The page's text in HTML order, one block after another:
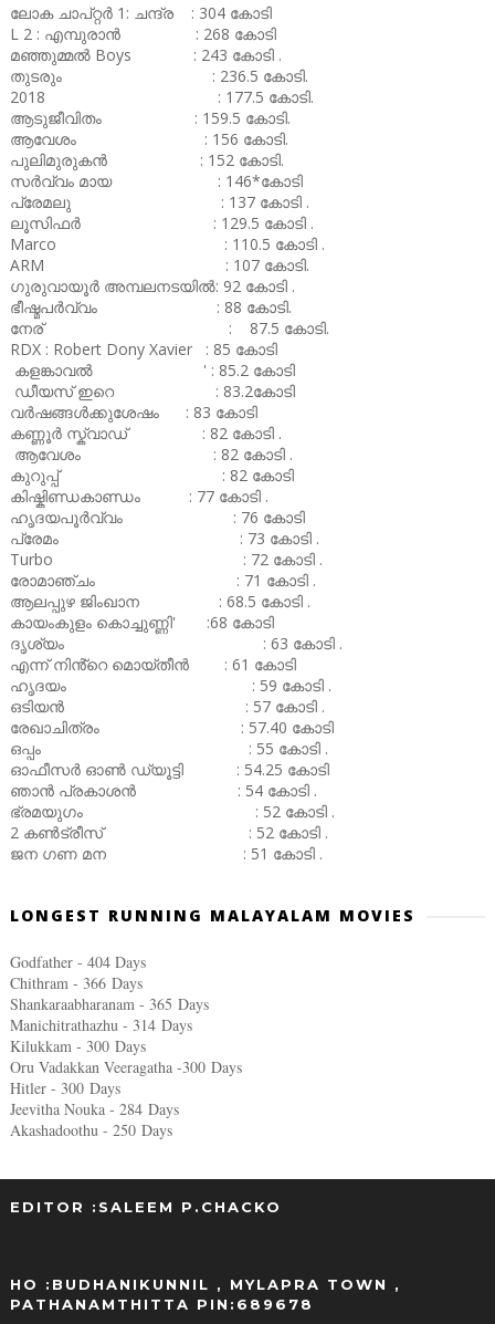
ലോക ചാപ്റ്റർ 1: ചന്ദ്ര : 304 കോടി
L 2 : എമ്പുരാൻ : 268 കോടി
മഞ്ഞുമ്മൽ Boys : 243 കോടി .
തുടരും : 236.5 കോടി.
2018 : 177.5 കോടി.
ആടുജീവിതം : 159.5 കോടി.
ആവേശം : 156 കോടി.
പുലിമുരുകൻ : 152 കോടി.
സർവ്വം മായ : 146*കോടി
പ്രേമലു : 137 കോടി .
ലൂസിഫർ : 129.5 കോടി .
Marco : 110.5 കോടി .
ARM : 107 കോടി.
ഗുരുവായൂർ അമ്പലനടയിൽ: 92 കോടി .
ഭീഷ്മപർവ്വം : 88 കോടി.
നേര് : 87.5 കോടി.
RDX : Robert Dony Xavier : 85 കോടി
കളങ്കാവൽ ' : 85.2 കോടി
ഡീയസ് ഇറെ : 83.2കോടി
വർഷങ്ങൾക്കുശേഷം : 83 കോടി
കണ്ണൂർ സ്ക്വാഡ് : 82 കോടി .
ആവേശം : 82 കോടി .
കുറുപ്പ് : 82 കോടി
കിഷ്കിണ്ഡകാണ്ഡം : 77 കോടി .
ഹൃദയപൂർവ്വം : 76 കോടി
പ്രേമം : 73 കോടി .
Turbo : 72 കോടി .
രോമാഞ്ചം : 71 കോടി .
ആലപ്പുഴ ജിംഖാന : 68.5 കോടി .
കായംകുളം കൊച്ചുണ്ണി' :68 കോടി
ദൃശ്യം : 63 കോടി .
എന്ന് നിൻ്റെ മൊയ്തീൻ : 61 കോടി
ഹൃദയം : 59 കോടി .
ഒടിയൻ : 57 കോടി .
രേഖാചിത്രം : 57.40 കോടി
ഒപ്പം : 55 കോടി .
ഓഫീസർ ഓൺ ഡ്യൂട്ടി : 54.25 കോടി
ഞാൻ പ്രകാശൻ : 54 കോടി .
ഭ്രമയുഗം : 52 കോടി .
2 കൺട്രീസ് : 52 കോടി .
ജന ഗണ മന : 51 കോടി .
LONGEST RUNNING MALAYALAM MOVIES
Godfather - 404 Days
Chithram - 366 Days
Shankaraabharanam - 365 Days
Manichitrathazhu - 314 Days
Kilukkam - 300 Days
Oru Vadakkan Veeragatha -300 Days
Hitler - 300 Days
Jeevitha Nouka - 284 Days
Akashadoothu - 250 Days
EDITOR :SALEEM P.CHACKO
HO :BUDHANIKUNNIL , MYLAPRA TOWN ,
PATHANAMTHITTA PIN:689678